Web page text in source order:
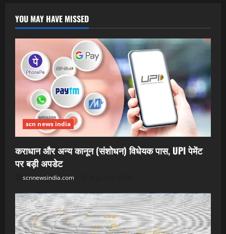
YOU MAY HAVE MISSED
scn news india
कराधान और अन्य कानून (संशोधन) विधेयक पास, UPI पेमेंट
पर बड़ी अपडेट
scnnewsindia.com